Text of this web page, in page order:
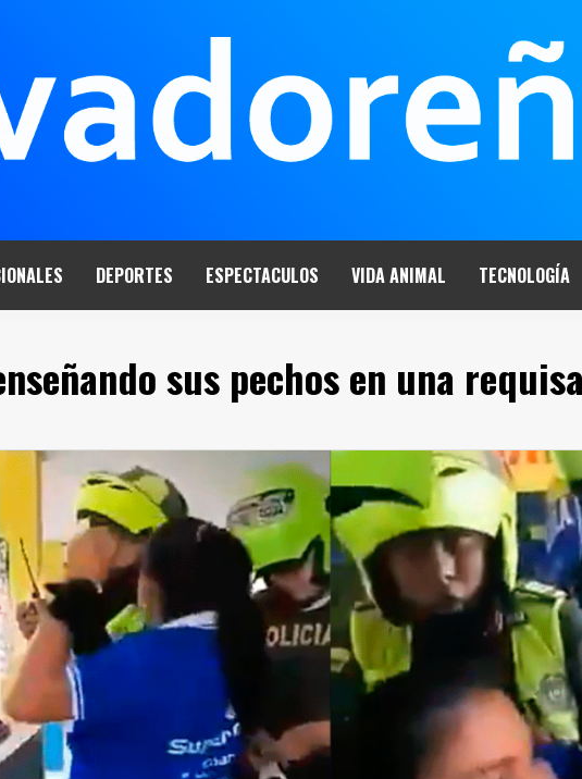
DEPORTES ESPECTACULOS VIDA ANIMAL TECNOLOGÍA
sus pechos en una